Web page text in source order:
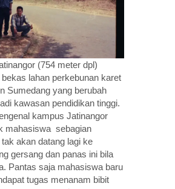
(754 meter dpl)
lahan perkebunan karet
Sumedang yang berubah
kawasan pendidikan tinggi.
kampus Jatinangor
mahasiswa sebagian
akan datang lagi ke
gersang dan panas ini bila
Pantas saja mahasiswa baru
tugas menanam bibit